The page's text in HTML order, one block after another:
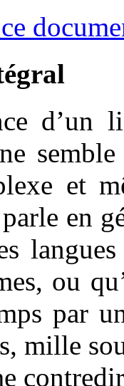
d’un
et
en
ou
par
mille